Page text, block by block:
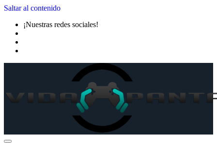
Saltar al contenido
¡Nuestras redes sociales!